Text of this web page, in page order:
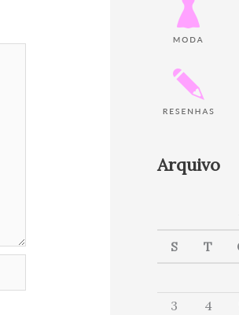
Arquivo
S T
3
4